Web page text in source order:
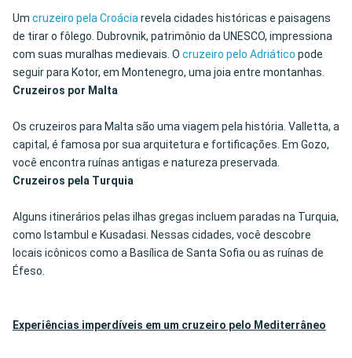
Um cruzeiro pela Croáciarevela cidades históricas e paisagens
de tirar o fôlego. Dubrovnik, patrimônio da UNESCO, impressiona
com suas muralhas medievais. O cruzeiro pelo Adriático pode
seguir para Kotor, em Montenegro, uma joia entre montanhas.
Cruzeiros por Malta
Os cruzeiros para Malta são uma viagem pela história. Valletta, a
capital, é famosa por sua arquitetura e fortificações. Em Gozo,
você encontra ruínas antigas e natureza preservada.
Cruzeiros pela Turquia
Alguns itinerários pelas ilhas gregas incluem paradas na Turquia,
como Istambul e Kusadasi. Nessas cidades, você descobre
locais icônicos como a Basílica de Santa Sofia ou as ruínas de
Éfeso.
Experiências imperdíveis em um cruzeiro pelo Mediterrâneo